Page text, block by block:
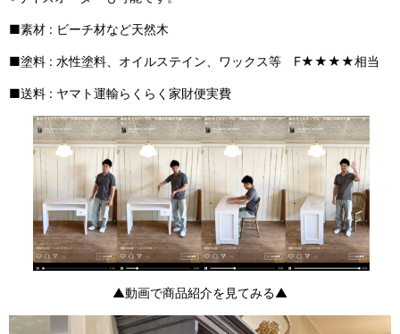
■素材 : ビーチ材など天然木
■塗料 : 水性塗料、オイルステイン、ワックス等 F★★★★相当
■送料 : ヤマト運輸らくらく家財便実費
▲動画で商品紹介を見てみる▲